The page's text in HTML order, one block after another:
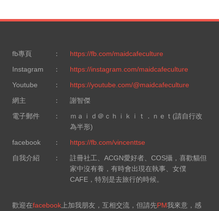
fb專頁 ：
https://fb.com/maidcafeculture
Instagram
：
https://instagram.com/maidcafeculture
Youtube
：
https://youtube.com/@maidcafeculture
網主
：
謝智傑
電子郵件
：
ｍａｉｄ＠ｃｈｉｋｉｔ．ｎｅｔ(請自行改
為半形)
facebook
：
https://fb.com/vincenttse
自我介紹
：
註冊社工、ACGN愛好者、COS攝，喜歡貓但
家中沒有養，有時會出現在執事、女僕
CAFE，特別是去旅行的時候。
歡迎在facebook 上加我朋友，互相交流，但請先PM我來意，感